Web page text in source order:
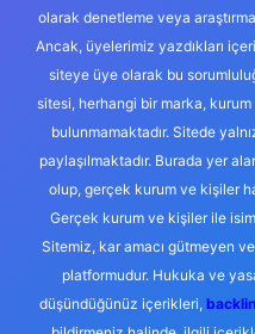
olarak denetleme veya
Ancak, üyelerimiz yazdıkları
siteye üye olarak bu
sitesi, herhangi bir marka, kurum
bulunmamaktadır. Sitede
paylaşılmaktadır. Burada yer
olup, gerçek kurum ve kişiler
Gerçek kurum ve kişiler ile
Sitemiz, kar amacı gütmeyen
platformudur. Hukuka ve
düşündüğünüz içerikleri,